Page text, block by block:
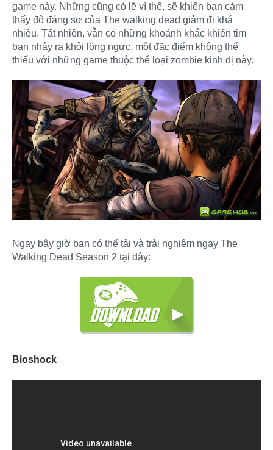
game này. Những cũng có lẽ vì thế, sẽ khiến bạn cảm
thấy độ đáng sợ của The walking dead giảm đi khá
nhiều. Tất nhiên, vẫn có những khoảnh khắc khiến tim
bạn nhảy ra khỏi lồng ngực, một đặc điểm không thể
thiếu với những game thuộc thể loại zombie kinh dị này.
Ngay bây giờ bạn có thể tải và trải nghiệm ngay The
Walking Dead Season 2 tại đây:
Bioshock